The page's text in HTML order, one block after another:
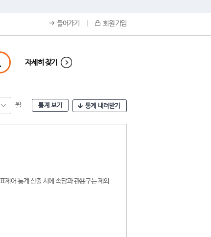
들어가기 회원 가입
자세히 찾기
월 통계 보기 통계 내려받기
제어 통계 산출 시에 속담과 관용구는 제외